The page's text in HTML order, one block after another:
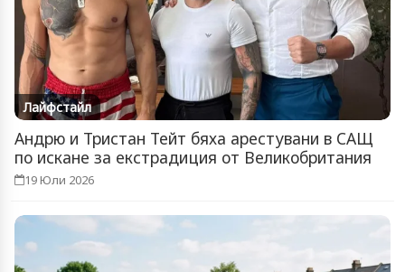
Лайфстайл
Андрю и Тристан Тейт бяха арестувани в САЩ
по искане за екстрадиция от Великобритания
19 Юли 2026